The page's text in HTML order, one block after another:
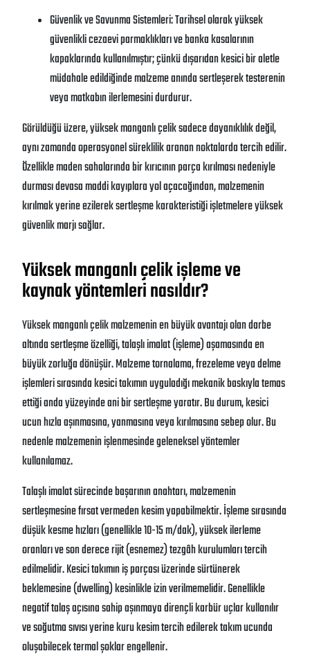
Güvenlik ve Savunma Sistemleri: Tarihsel olarak yüksek
güvenlikli cezaevi parmaklıkları ve banka kasalarının
kapaklarında kullanılmıştır; çünkü dışarıdan kesici bir aletle
müdahale edildiğinde malzeme anında sertleşerek testerenin
veya matkabın ilerlemesini durdurur.
Görüldüğü üzere, yüksek manganlı çelik sadece dayanıklılık değil,
aynı zamanda operasyonel süreklilik aranan noktalarda tercih edilir.
Özellikle maden sahalarında bir kırıcının parça kırılması nedeniyle
durması devasa maddi kayıplara yol açacağından, malzemenin
kırılmak yerine ezilerek sertleşme karakteristiği işletmelere yüksek
güvenlik marjı sağlar.
Yüksek manganlı çelik işleme ve
kaynak yöntemleri nasıldır?
Yüksek manganlı çelik malzemenin en büyük avantajı olan darbe
altında sertleşme özelliği, talaşlı imalat (işleme) aşamasında en
büyük zorluğa dönüşür. Malzeme tornalama, frezeleme veya delme
işlemleri sırasında kesici takımın uyguladığı mekanik baskıyla temas
ettiği anda yüzeyinde ani bir sertleşme yaratır. Bu durum, kesici
ucun hızla aşınmasına, yanmasına veya kırılmasına sebep olur. Bu
nedenle malzemenin işlenmesinde geleneksel yöntemler
kullanılamaz.
Talaşlı imalat sürecinde başarının anahtarı, malzemenin
sertleşmesine fırsat vermeden kesim yapabilmektir. İşleme sırasında
düşük kesme hızları (genellikle 10-15 m/dak), yüksek ilerleme
oranları ve son derece rijit (esnemez) tezgâh kurulumları tercih
edilmelidir. Kesici takımın iş parçası üzerinde sürtünerek
beklemesine (dwelling) kesinlikle izin verilmemelidir. Genellikle
negatif talaş açısına sahip aşınmaya dirençli karbür uçlar kullanılır
ve soğutma sıvısı yerine kuru kesim tercih edilerek takım ucunda
oluşabilecek termal şoklar engellenir.